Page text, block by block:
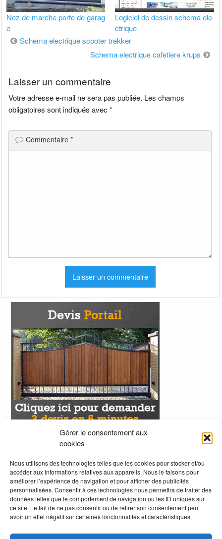
Gérer le consentement aux
cookies
Nous utilisons des technologies telles que les cookies pour stocker et/ou
accéder aux informations relatives aux appareils. Nous le faisons pour
améliorer l’expérience de navigation et pour afficher des publicités
personnalisées. Consentir à ces technologies nous permettra de traiter des
données telles que le comportement de navigation ou les ID uniques sur
ce site. Le fait de ne pas consentir ou de retirer son consentement peut
avoir un effet négatif sur certaines fonctonnalités et caractéristiques.
Nez de marche porte de garag
e
Logiciel de dessin schema ele
ctrique
Navigation
Schema electrique scooter trekker
Schema electrique cafetiere krups
Laisser un commentaire
Votre adresse e-mail ne sera pas publiée. Les champs
obligatoires sont indiqués avec*
Commentaire*